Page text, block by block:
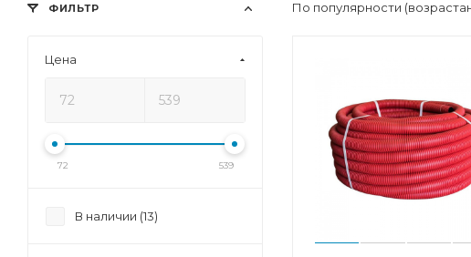
По популярности
ФИЛЬТР
Цена
72 539
В наличии (13)